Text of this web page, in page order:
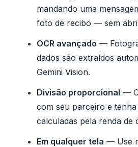
mandando uma
foto de recibo — sem
OCR avançado —
dados são extraídos
Gemini Vision.
Divisão proporcional —
com seu parceiro e
calculadas pela renda de
Em qualquer tela — Use